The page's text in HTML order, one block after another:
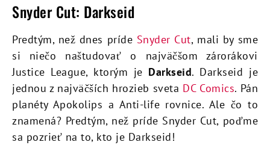
Snyder Cut: Darkseid
Predtým, než dnes príde Snyder Cut, mali by sme
si niečo naštudovať o najväčšom zárorákovi
Justice League, ktorým je Darkseid. Darkseid je
jednou z najväčších hrozieb sveta DC Comics. Pán
planéty Apokolips a Anti-life rovnice. Ale čo to
znamená? Predtým, než príde Snyder Cut, poďme
sa pozrieť na to, kto je Darkseid!